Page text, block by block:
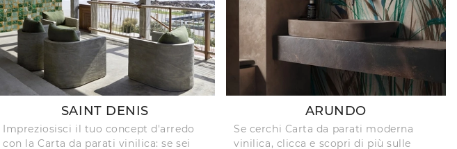
SAINT DENIS
Impreziosisci il tuo concept d'arredo
con la Carta da parati vinilica: se sei
ARUNDO
Se cerchi Carta da parati moderna
vinilica, clicca e scopri di più sulle